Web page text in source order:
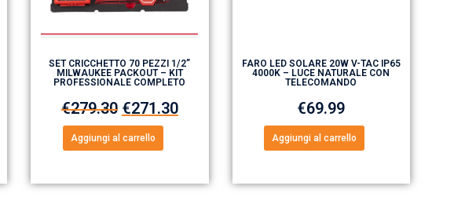
SET CRICCHETTO 70 PEZZI 1/2”
MILWAUKEE PACKOUT – KIT
PROFESSIONALE COMPLETO
€279.30 €271.30
Aggiungi al carrello
FARO LED SOLARE 20W V-TAC IP65
4000K – LUCE NATURALE CON
TELECOMANDO
€69.99
Aggiungi al carrello